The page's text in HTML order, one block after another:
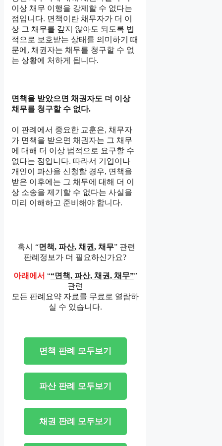
이상 채무 이행을 강제할 수 없다는
점입니다. 면책이란 채무자가 더 이
상 그 채무를 갚지 않아도 되도록 법
적으로 보호받는 상태를 의미하기 때
문에, 채권자는 채무를 청구할 수 없
는 상황에 처하게 됩니다.
면책을 받았으면 채권자도 더 이상
채무를 청구할 수 없다.
이 판례에서 중요한 교훈은, 채무자
가 면책을 받으면 채권자는 그 채무
에 대해 더 이상 법적으로 요구할 수
없다는 점입니다. 따라서 기업이나
개인이 파산을 신청할 경우, 면책을
받은 이후에는 그 채무에 대해 더 이
상 소송을 제기할 수 없다는 사실을
미리 이해하고 준비해야 합니다.
혹시 “면책, 파산, 채권, 채무” 관련
판례정보가 더 필요하신가요?
아래에서 ““면책, 파산, 채권, 채무””
관련
모든 판례요약 자료를 무료로 열람하
실 수 있습니다.
면책 판례 모두보기
파산 판례 모두보기
채권 판례 모두보기